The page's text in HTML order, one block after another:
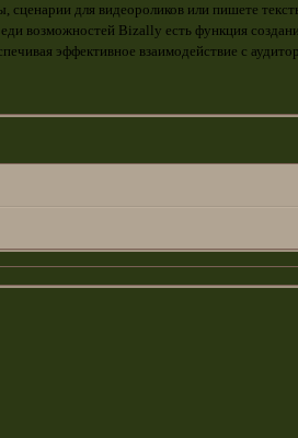
сценарии для видеороликов или пишете
возможностей Bizally есть функция
эффективное взаимодействие с